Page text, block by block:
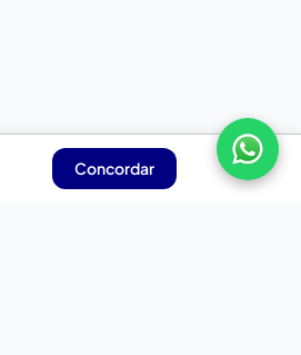
Concordar